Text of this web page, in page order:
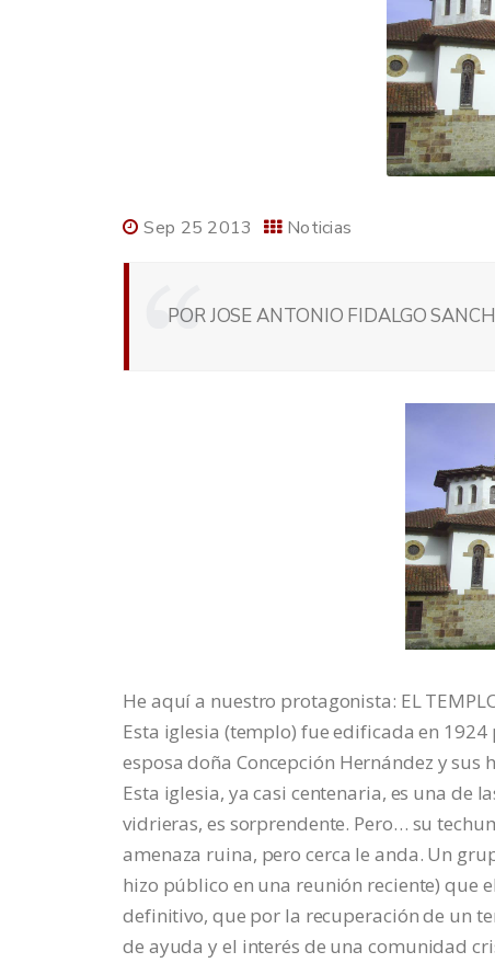
Sep 25 2013 Noticias
POR JOSE ANTONIO FIDALGO
He aquí a nuestro protagonista: EL
Esta iglesia (templo) fue edificada en
esposa doña Concepción Hernández y
Esta iglesia, ya casi centenaria, es una de
vidrieras, es sorprendente. Pero… su
amenaza ruina, pero cerca le anda. Un
hizo público en una reunión reciente) que
definitivo, que por la recuperación de un
de ayuda y el interés de una comunidad